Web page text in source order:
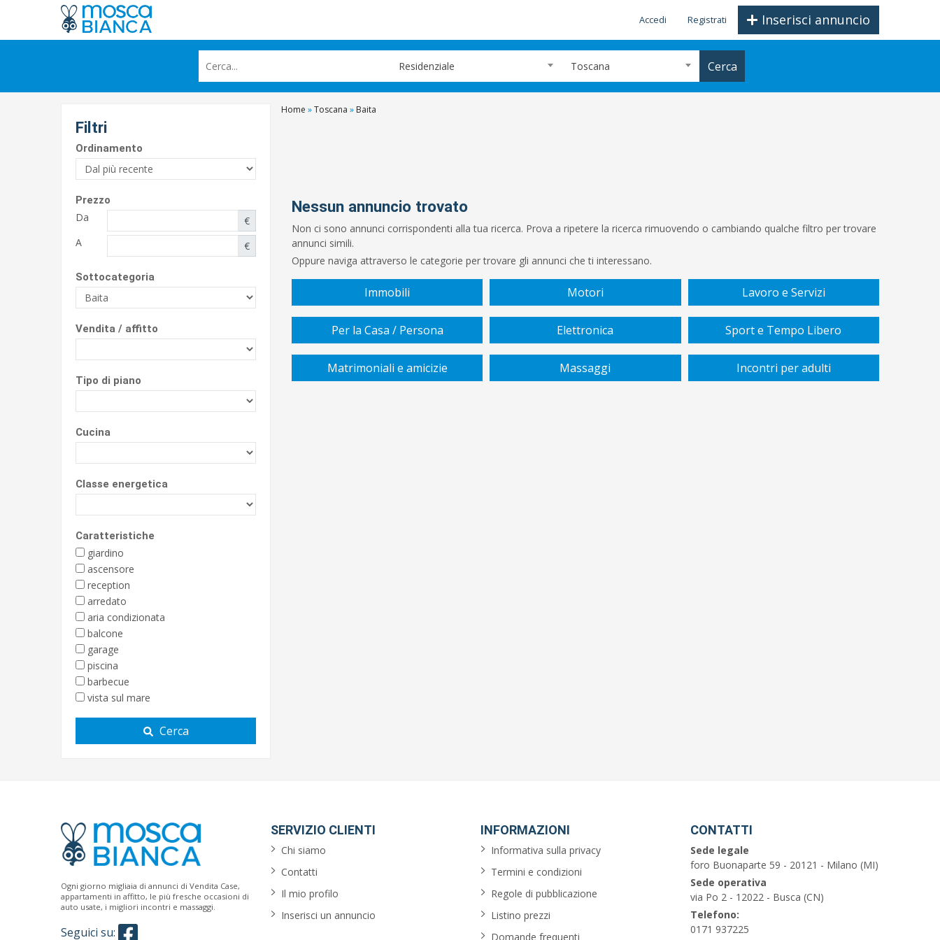
Inserisci annuncio
Accedi Registrati
Residenziale Toscana Cerca
Filtri
Ordinamento
Prezzo
Da
€
A
€
Sottocategoria
Vendita / affitto
Tipo di piano
Cucina
Classe energetica
Caratteristiche
giardino
ascensore
reception
arredato
aria condizionata
balcone
garage
piscina
barbecue
vista sul mare
Cerca
Home »Toscana » Baita
Nessun annuncio trovato
Non ci sono annunci corrispondenti alla tua ricerca. Prova a ripetere la ricerca rimuovendo o cambiando qualche filtro per trovare
annunci simili.
Oppure naviga attraverso le categorie per trovare gli annunci che ti interessano.
Immobili Motori Lavoro e Servizi
Per la Casa / Persona Elettronica Sport e Tempo Libero
Matrimoniali e amicizie Massaggi Incontri per adulti
Ogni giorno migliaia di annunci di Vendita Case,
appartamenti in affitto, le più fresche occasioni di
auto usate, i migliori incontri e massaggi.
Seguici su:
SERVIZIO CLIENTI
Chi siamo
Contatti
Il mio profilo
Inserisci un annuncio
INFORMAZIONI
Informativa sulla privacy
Termini e condizioni
Regole di pubblicazione
Listino prezzi
Domande frequenti
CONTATTI
Sede legale
foro Buonaparte 59 - 20121 - Milano (MI)
Sede operativa
via Po 2 - 12022 - Busca (CN)
Telefono:
0171 937225